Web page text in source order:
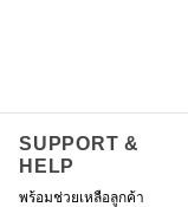
SUPPORT &
HELP
พร้อมช่วยเหลือลูกค้า